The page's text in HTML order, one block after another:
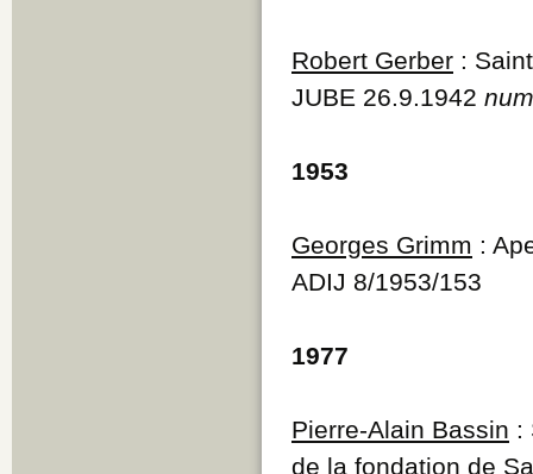
Robert Gerber :
JUBE 26.9.1942
1953
Georges Grimm :
ADIJ 8/1953/153
1977
Pierre-Alain Bassin :
de la fondation de